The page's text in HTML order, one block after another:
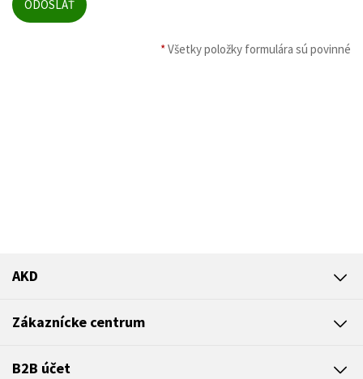
*Všetky položky formulára sú povinné
AKD
Zákaznícke centrum
B2B účet